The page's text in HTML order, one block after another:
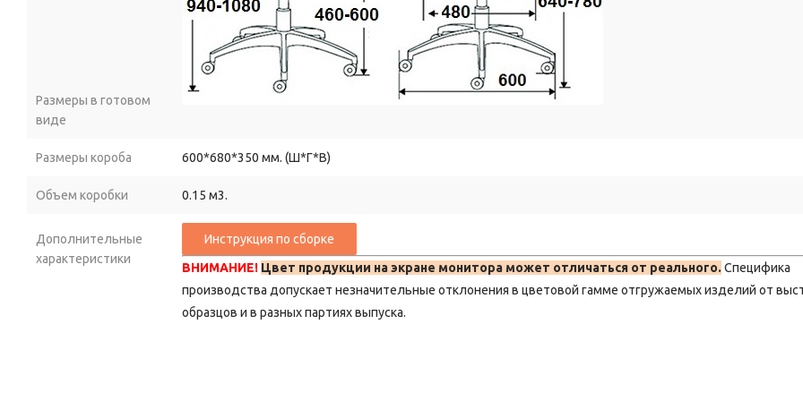
Размеры в готовом
виде
Размеры короба 600*680*350 мм. (Ш*Г*В)
Объем коробки 0.15 м3.
Дополнительные
характеристики
ВНИМАНИЕ! Цвет продукции на экране монитора может отличаться от реального. Специфика
производства допускает незначительные отклонения в цветовой гамме отгружаемых изделий от
образцов и в разных партиях выпуска.